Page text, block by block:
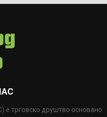
трговско друштво основано